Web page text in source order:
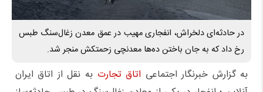
در حادثه‌ای دلخراش، انفجاری مهیب در عمق معدن زغال‌سنگ طبس
رخ داد که به جان باختن ده‌ها معدنچی زحمتکش منجر شد.
به گزارش خبرنگار اجتماعی اتاق تجارت به نقل از اتاق ایران